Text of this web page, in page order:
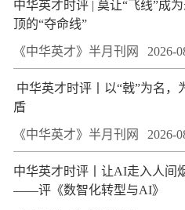
中华英才时评 | 莫让“飞线”成
顶的“夺命线”
《中华英才》半月刊网 2026-
中华英才时评丨以“戟”为名，
盾
《中华英才》半月刊网 2026-
中华英才时评丨让AI走入人间
——评《数智化转型与AI》